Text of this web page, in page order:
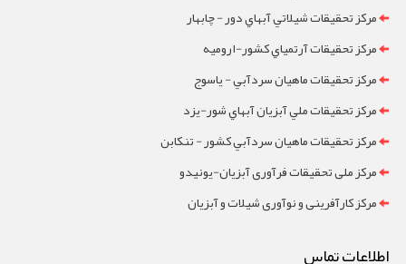
مرکز تحقيقات شيلاتي آبهاي دور - چابهار
مرکز تحقيقات آرتمياي کشور-ارومیه
مرکز تحقيقات ماهيان سردآبي - ياسوج
مرکز تحقيقات ملي آبزيان آبهاي شور-یزد
مرکز تحقيقات ماهيان سردآبي کشور - تنکابن
مرکز ملی تحقیقات فرآوری آبزیان-یونیدو
مرکز کارآفرینی و نوآوری شیلات و آبزیان
اطلاعات تماس